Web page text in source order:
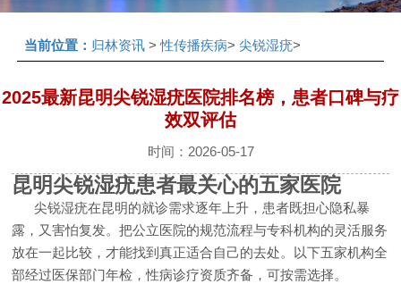
当前位置： 归林资讯>性传播疾病> 尖锐湿疣>
2025最新昆明尖锐湿疣医院排名榜，患者口碑与疗
效双评估
时间：2026-05-17
昆明尖锐湿疣患者最关心的五家医院
尖锐湿疣在昆明的就诊需求逐年上升，患者既担心隐私暴
露，又害怕复发。把公立医院的规范流程与专科机构的灵活服务
放在一起比较，才能找到真正适合自己的去处。以下五家机构全
部经过医保部门年检，性病诊疗资质齐备，可按需选择。